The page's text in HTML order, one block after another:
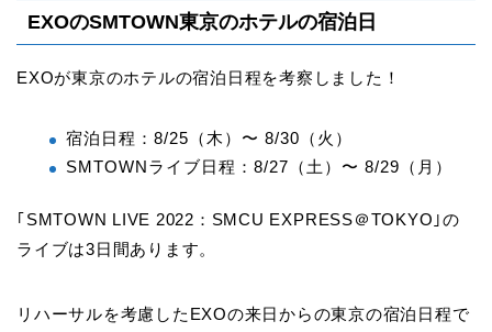
EXOのSMTOWN東京のホテルの宿泊日
EXOが東京のホテルの宿泊日程を考察しました！
宿泊日程：8/25（木）〜 8/30（火）
SMTOWNライブ日程：8/27（土）〜 8/29（月）
｢SMTOWN LIVE 2022：SMCU EXPRESS＠TOKYO｣の
ライブは3日間あります。
リハーサルを考慮したEXOの来日からの東京の宿泊日程で